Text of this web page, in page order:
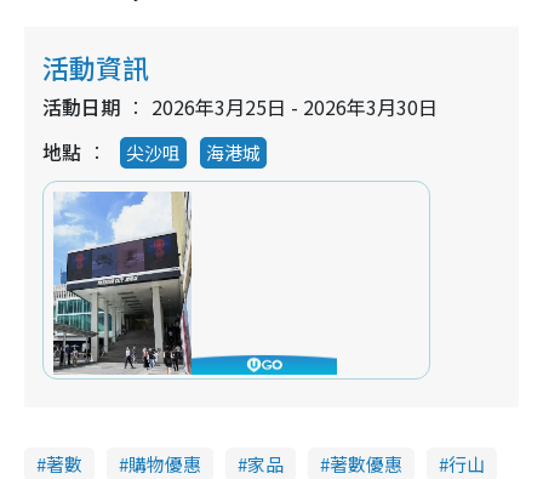
活動資訊
活動日期
2026年3月25日 - 2026年3月30日
地點
尖沙咀 海港城
著數 購物優惠 家品 著數優惠
行山